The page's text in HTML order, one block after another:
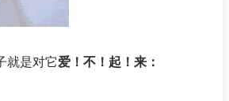
就是对它爱！不！起！来：